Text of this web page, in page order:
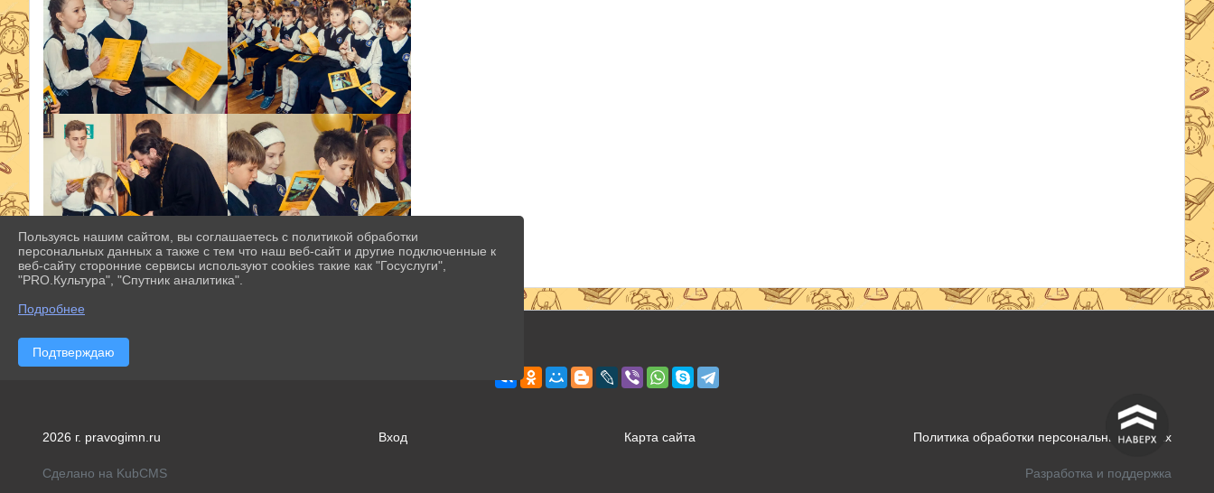
^
2026 г. pravogimn.ru Вход Карта сайта Политика обработки персональных данных
Сделано на KubCMS Разработка и поддержка
Пользуясь нашим сайтом, вы соглашаетесь с политикой обработки
персональных данных а также с тем что наш веб-сайт и другие подключенные к
веб-сайту сторонние сервисы используют cookies такие как "Госуслуги",
"PRO.Культура", "Спутник аналитика".
Подробнее
Подтверждаю